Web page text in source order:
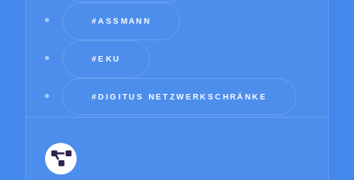
#ASSMANN
#EKU
#DIGITUS NETZWERKSCHRÄNKE